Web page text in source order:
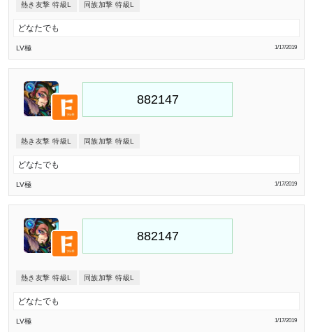
熱き友撃 特級L 同族加撃 特級L
どなたでも
LV極 1/17/2019
熱き友撃 特級L 同族加撃 特級L
どなたでも
LV極 1/17/2019
熱き友撃 特級L 同族加撃 特級L
どなたでも
LV極 1/17/2019